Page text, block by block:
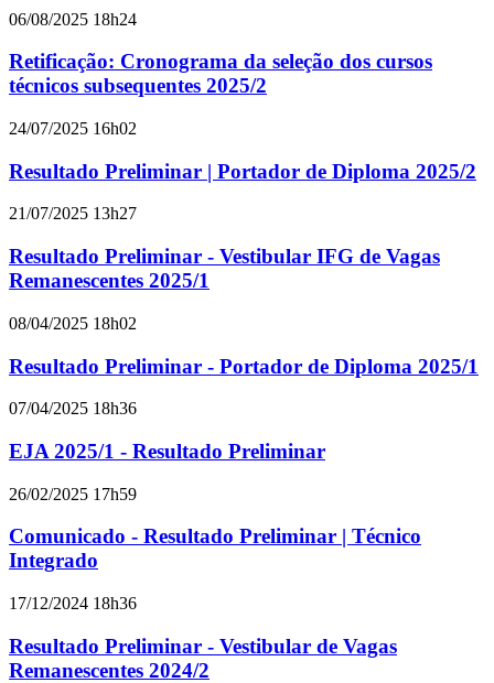
06/08/2025 18h24
Retificação: Cronograma da seleção dos cursos
técnicos subsequentes 2025/2
24/07/2025 16h02
Resultado Preliminar | Portador de Diploma 2025/2
21/07/2025 13h27
Resultado Preliminar - Vestibular IFG de Vagas
Remanescentes 2025/1
08/04/2025 18h02
Resultado Preliminar - Portador de Diploma 2025/1
07/04/2025 18h36
EJA 2025/1 - Resultado Preliminar
26/02/2025 17h59
Comunicado - Resultado Preliminar | Técnico
Integrado
17/12/2024 18h36
Resultado Preliminar - Vestibular de Vagas
Remanescentes 2024/2